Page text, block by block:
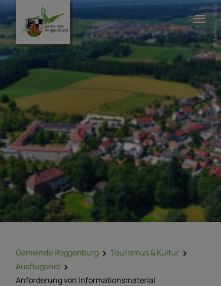
Karlheinz Thoma
Gemeinde Roggenburg
Tourismus & Kultur
Ausflugsziel
Anforderung von Informationsmaterial